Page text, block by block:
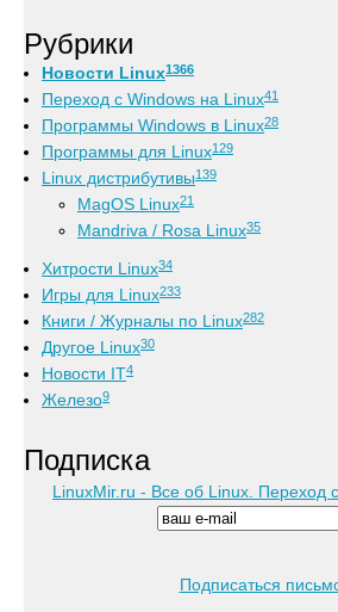
Рубрики
Новости Linux1366
Переход с Windows на Linux41
Программы Windows в Linux28
Программы для Linux129
Linux дистрибутивы139
MagOS Linux21
Mandriva / Rosa Linux35
Хитрости Linux34
Игры для Linux233
Книги / Журналы по Linux282
Другое Linux30
Новости IT4
Железо9
Подписка
LinuxMir.ru - Все об Linux. Переход
Подписаться